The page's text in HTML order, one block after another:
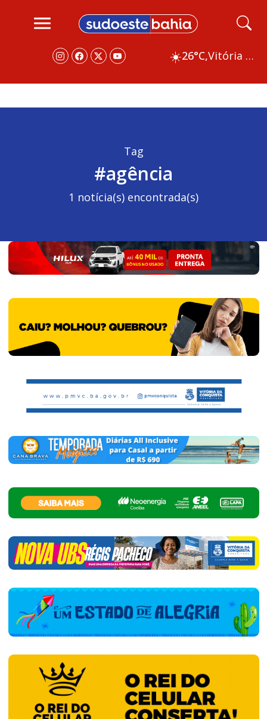
☀️26°C, Vitória da Conquista
Tag
#agência
1 notícia(s) encontrada(s)